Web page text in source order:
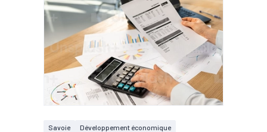
Savoie Développement économique